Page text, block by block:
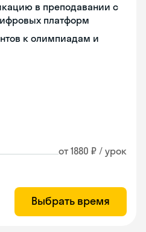
в преподавании с
платформ
к олимпиадам и
от 1880 ₽ / урок
Выбрать время